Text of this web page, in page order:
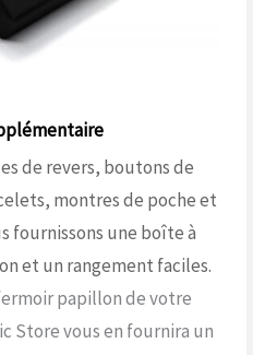
de revers, boutons de
montres de poche et
fournissons une boîte à
et un rangement faciles.
papillon de votre
Store vous en fournira un